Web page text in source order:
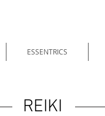
ESSENTRICS